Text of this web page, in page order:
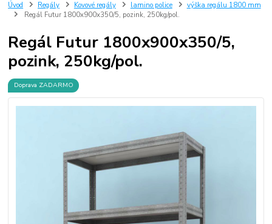
Úvod Regály Kovové regály lamino police
výška regálu 1800 mm
Regál Futur 1800x900x350/5, pozink, 250kg/pol.
Regál Futur 1800x900x350/5,
pozink, 250kg/pol.
Doprava ZADARMO